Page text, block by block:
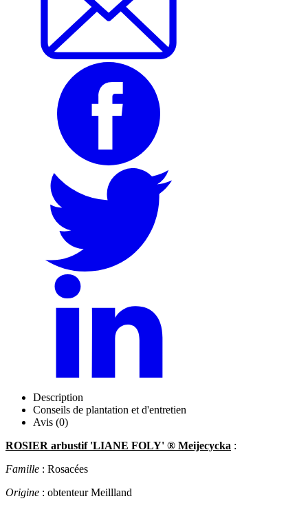
Description
Conseils de plantation et d'entretien
Avis (0)
ROSIER arbustif 'LIANE FOLY' ® Meijecycka :
Famille : Rosacées
Origine : obtenteur Meillland